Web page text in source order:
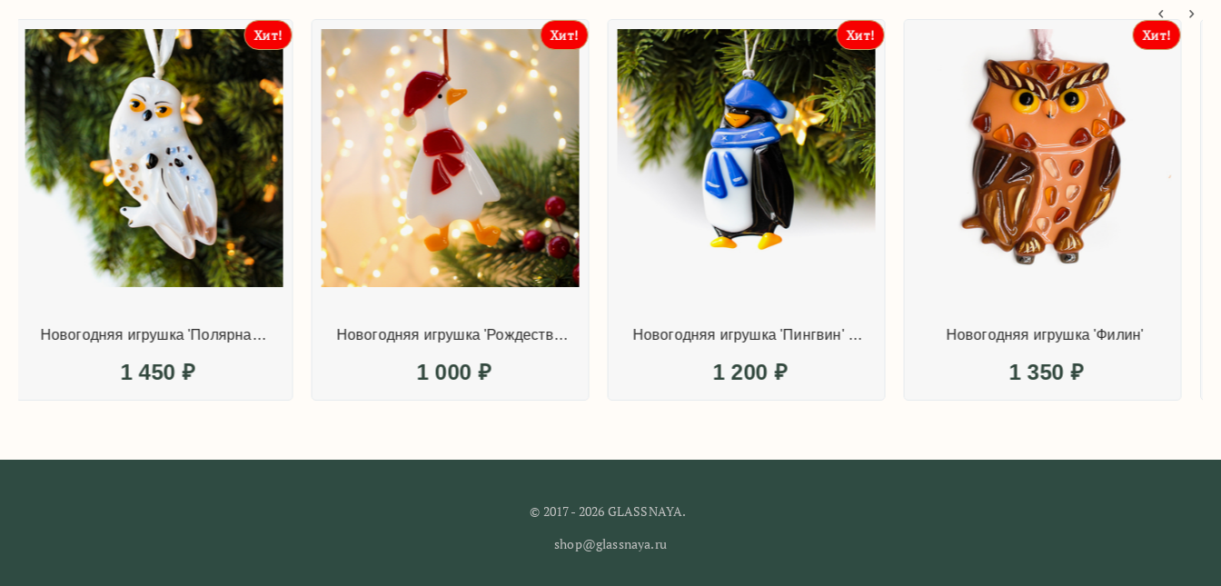
Хит!
Новогодняя игрушка 'Полярная сова'
1 450 ₽
Хит!
Новогодняя игрушка 'Рождественский гусик'
1 000 ₽
Хит!
Новогодняя игрушка 'Пингвин' (синий)
1 200 ₽
Хит!
Новогодняя игрушка 'Филин'
1 350 ₽
© 2017 - 2026 GLASSNAYA.
shop@glassnaya.ru